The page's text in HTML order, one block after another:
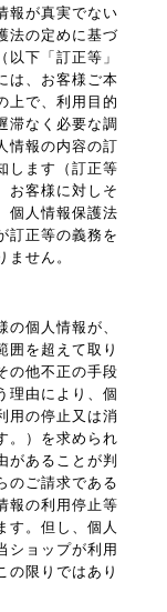
報が真実でない
法の定めに基づ
以下「訂正等」
は、お客様ご本
上で、利用目的
滞なく必要な調
情報の内容の訂
します（訂正等
お客様に対しそ
個人情報保護法
訂正等の義務を
せん。
個人情報が、
囲を超えて取り
の他不正の手段
理由により、個
用の停止又は消
。）を求められ
があることが判
のご請求である
報の利用停止等
す。但し、個人
ショップが利用
の限りではあり